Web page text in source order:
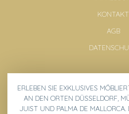
KONTAKT
AGB
ERLEBEN SIE EXKLUSIVES
AN DEN ORTEN DÜSSELDORF,
JUIST UND PALMA DE MALLORCA.